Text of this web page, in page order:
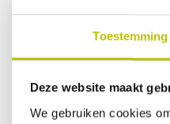
Toestemming
Deze website maakt
We gebruiken cookies
kwaliteit katoen